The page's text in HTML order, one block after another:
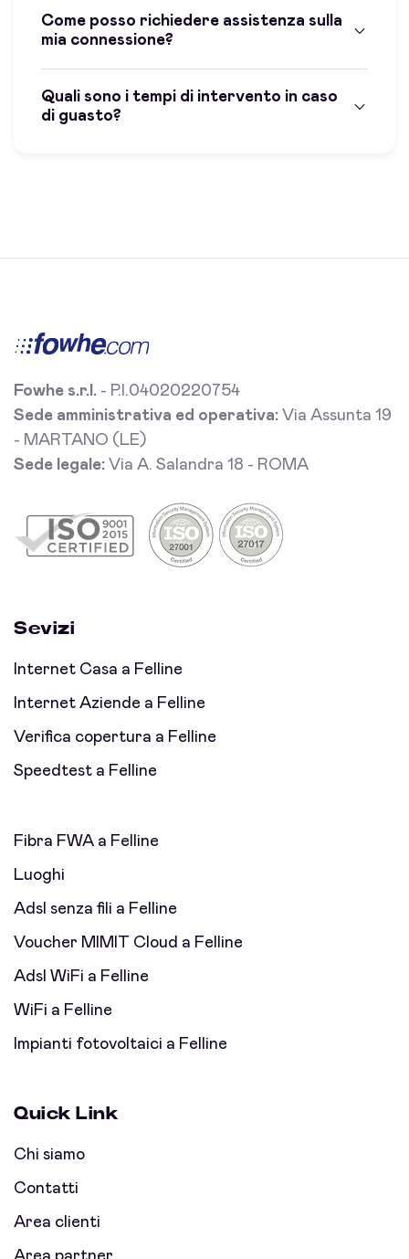
Come posso richiedere assistenza sulla
mia connessione?
Quali sono i tempi di intervento in caso
di guasto?
Fowhe s.r.l. - P.I.04020220754
Sede amministrativa ed operativa: Via Assunta 19
- MARTANO (LE)
Sede legale: Via A. Salandra 18 - ROMA
Sevizi
Internet Casa a Felline
Internet Aziende a Felline
Verifica copertura a Felline
Speedtest a Felline
Fibra FWA a Felline
Luoghi
Adsl senza fili a Felline
Voucher MIMIT Cloud a Felline
Adsl WiFi a Felline
WiFi a Felline
Impianti fotovoltaici a Felline
Quick Link
Chi siamo
Contatti
Area clienti